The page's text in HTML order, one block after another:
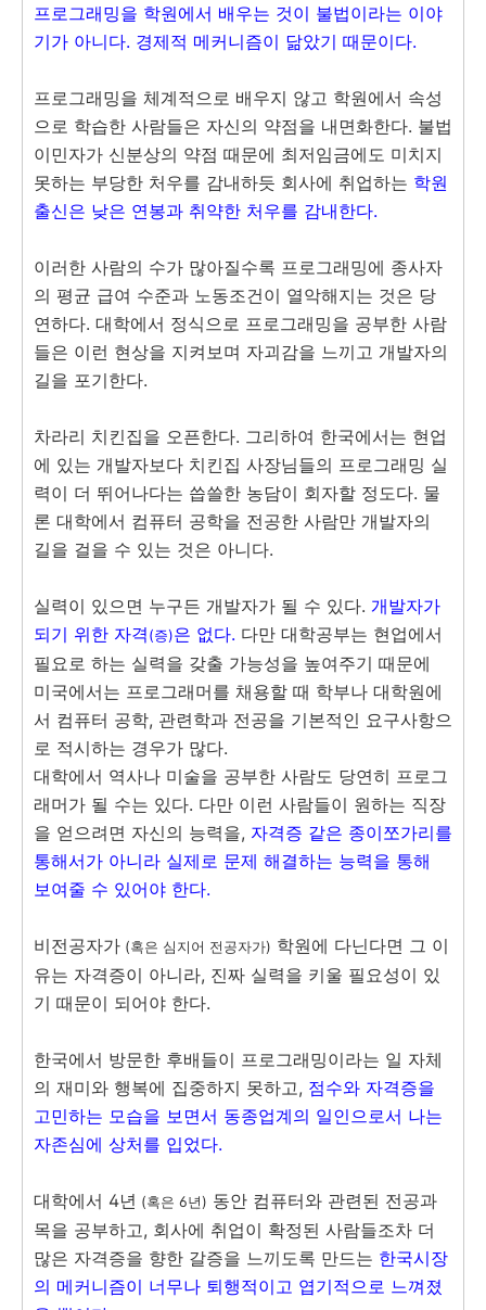
프로그래밍을 학원에서 배우는 것이 불법이라는 이야
기가 아니다. 경제적 메커니즘이 닮았기 때문이다.
프로그래밍을 체계적으로 배우지 않고 학원에서 속성
으로 학습한 사람들은 자신의 약점을 내면화한다. 불법
이민자가 신분상의 약점 때문에 최저임금에도 미치지
못하는 부당한 처우를 감내하듯 회사에 취업하는 학원
출신은 낮은 연봉과 취약한 처우를 감내한다.
이러한 사람의 수가 많아질수록 프로그래밍에 종사자
의 평균 급여 수준과 노동조건이 열악해지는 것은 당
연하다. 대학에서 정식으로 프로그래밍을 공부한 사람
들은 이런 현상을 지켜보며 자괴감을 느끼고 개발자의
길을 포기한다.
차라리 치킨집을 오픈한다. 그리하여 한국에서는 현업
에 있는 개발자보다 치킨집 사장님들의 프로그래밍 실
력이 더 뛰어나다는 씁쓸한 농담이 회자할 정도다. 물
론 대학에서 컴퓨터 공학을 전공한 사람만 개발자의
길을 걸을 수 있는 것은 아니다.
실력이 있으면 누구든 개발자가 될 수 있다. 개발자가
되기 위한 자격(증)은 없다. 다만 대학공부는 현업에서
필요로 하는 실력을 갖출 가능성을 높여주기 때문에
미국에서는 프로그래머를 채용할 때 학부나 대학원에
서 컴퓨터 공학, 관련학과 전공을 기본적인 요구사항으
로 적시하는 경우가 많다.
대학에서 역사나 미술을 공부한 사람도 당연히 프로그
래머가 될 수는 있다. 다만 이런 사람들이 원하는 직장
을 얻으려면 자신의 능력을, 자격증 같은 종이쪼가리를
통해서가 아니라 실제로 문제 해결하는 능력을 통해
보여줄 수 있어야 한다.
비전공자가 (혹은 심지어 전공자가) 학원에 다닌다면 그 이
유는 자격증이 아니라, 진짜 실력을 키울 필요성이 있
기 때문이 되어야 한다.
한국에서 방문한 후배들이 프로그래밍이라는 일 자체
의 재미와 행복에 집중하지 못하고, 점수와 자격증을
고민하는 모습을 보면서 동종업계의 일인으로서 나는
자존심에 상처를 입었다.
대학에서 4년 (혹은 6년) 동안 컴퓨터와 관련된 전공과
목을 공부하고, 회사에 취업이 확정된 사람들조차 더
많은 자격증을 향한 갈증을 느끼도록 만드는 한국시장
의 메커니즘이 너무나 퇴행적이고 엽기적으로 느껴졌